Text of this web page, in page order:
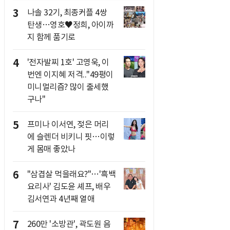
3
나솔 32기, 최종커플 4쌍
탄생…영호♥정희, 아이까
지 함께 품기로
4
'전자발찌 1호' 고영욱, 이
번엔 이지혜 저격.."49평이
미니멀리즘? 많이 출세했
구나"
5
프미나 이서연, 젖은 머리
에 슬렌더 비키니 핏…이렇
게 몸매 좋았나
6
"삼겹살 먹을래요?"…'흑백
요리사' 김도윤 셰프, 배우
김서연과 4년째 열애
7 260만 '소방관', 곽도원 음